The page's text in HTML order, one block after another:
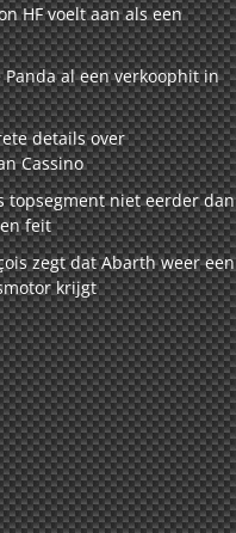
HF voelt aan als een
Panda al een verkoophit in
details over
Cassino
topsegment niet eerder dan
feit
zegt dat Abarth weer een
krijgt